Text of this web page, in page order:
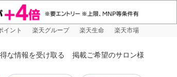
イント 楽天グループ 楽天生命 楽天市場
な情報を受け取る 掲載ご希望のサロン様